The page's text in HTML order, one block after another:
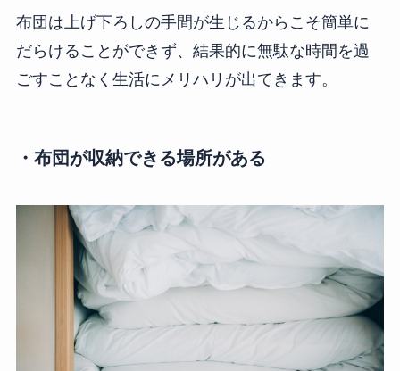
布団は上げ下ろしの手間が生じるからこそ簡単に
だらけることができず、結果的に無駄な時間を過
ごすことなく生活にメリハリが出てきます。
・布団が収納できる場所がある